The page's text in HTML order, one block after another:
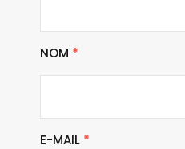
NOM *
E-MAIL *